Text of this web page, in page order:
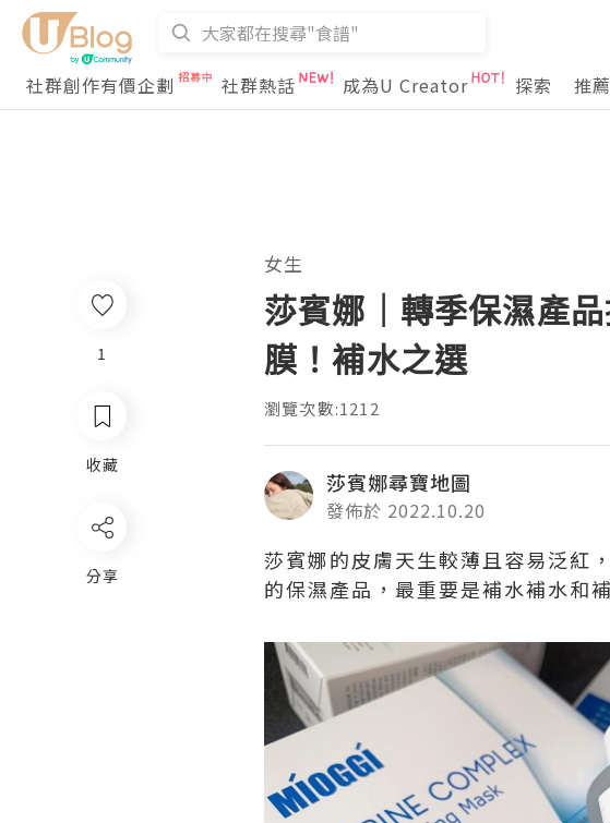
社群創作有價企劃
社群熱話 成為U Creator 探索 推
1
收藏
分享
女生
莎賓娜｜轉季保濕產
膜！補水之選
瀏覽次數:1212
莎賓娜尋寶地圖
發佈於 2022.10.20
莎賓娜的皮膚天生較薄且容易泛紅
的保濕產品，最重要是補水補水和